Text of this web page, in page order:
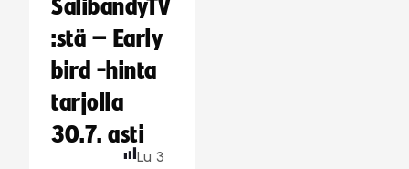
SalibandyTV
:stä – Early
bird -hinta
tarjolla
30.7. asti
Lu 3